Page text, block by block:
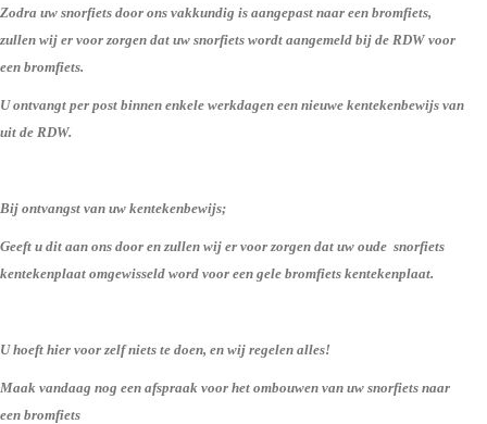
Zodra uw snorfiets door ons vakkundig is aangepast naar een bromfiets,
zullen wij er voor zorgen dat uw snorfiets wordt aangemeld bij de RDW voor
een bromfiets.
U ontvangt per post binnen enkele werkdagen een nieuwe kentekenbewijs van
uit de RDW.
Bij ontvangst van uw kentekenbewijs;
Geeft u dit aan ons door en zullen wij er voor zorgen dat uw oude snorfiets
kentekenplaat omgewisseld word voor een gele bromfiets kentekenplaat.
U hoeft hier voor zelf niets te doen, en wij regelen alles!
Maak vandaag nog een afspraak voor het ombouwen van uw snorfiets naar
een bromfiets